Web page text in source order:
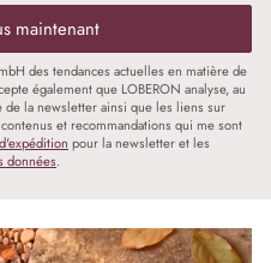
maintenant
des tendances actuelles en matière de
également que LOBERON analyse, au
la newsletter ainsi que les liens sur
et recommandations qui me sont
pour la newsletter et les
données.